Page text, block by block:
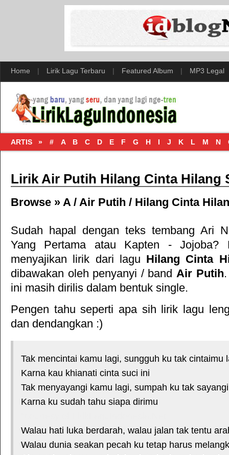
Home | Lirik Lagu Terbaru | Featured Album | MP3 Legal
ARTIS » # A B C D E F G H I J K L M N
Lirik Air Putih Hilang Cinta Hilang
Browse » A/ Air Putih / Hilang Cinta
Sudah hapal dengan teks tembang Ari
Yang Pertama atau Kapten - Jojoba?
menyajikan lirik dari lagu Hilang Cinta
dibawakan oleh penyanyi / band Air Putih
ini masih dirilis dalam bentuk single.
Pengen tahu seperti apa sih lirik lagu
dan dendangkan :)
Tak mencintai kamu lagi, sungguh ku tak cintaimu
Karna kau khianati cinta suci ini
Tak menyayangi kamu lagi, sumpah ku tak
Karna ku sudah tahu siapa dirimu
Walau hati luka berdarah, walau jalan tak tentu
Walau dunia seakan pecah ku tetap harus